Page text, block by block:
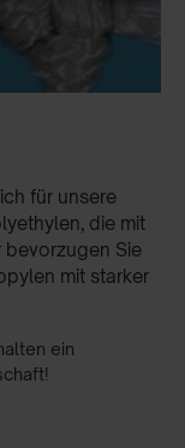
für unsere
die mit
bevorzugen Sie
mit starker
ein